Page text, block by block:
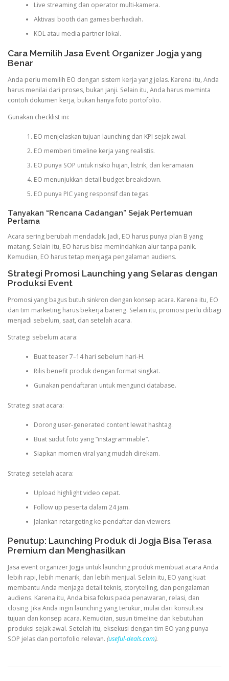
Live streaming dan operator multi-kamera.
Aktivasi booth dan games berhadiah.
KOL atau media partner lokal.
Cara Memilih Jasa Event Organizer Jogja yang
Benar
Anda perlu memilih EO dengan sistem kerja yang jelas. Karena itu, Anda
harus menilai dari proses, bukan janji. Selain itu, Anda harus meminta
contoh dokumen kerja, bukan hanya foto portofolio.
Gunakan checklist ini:
EO menjelaskan tujuan launching dan KPI sejak awal.
EO memberi timeline kerja yang realistis.
EO punya SOP untuk risiko hujan, listrik, dan keramaian.
EO menunjukkan detail budget breakdown.
EO punya PIC yang responsif dan tegas.
Tanyakan “Rencana Cadangan” Sejak Pertemuan
Pertama
Acara sering berubah mendadak. Jadi, EO harus punya plan B yang
matang. Selain itu, EO harus bisa memindahkan alur tanpa panik.
Kemudian, EO harus tetap menjaga pengalaman audiens.
Strategi Promosi Launching yang Selaras dengan
Produksi Event
Promosi yang bagus butuh sinkron dengan konsep acara. Karena itu, EO
dan tim marketing harus bekerja bareng. Selain itu, promosi perlu dibagi
menjadi sebelum, saat, dan setelah acara.
Strategi sebelum acara:
Buat teaser 7–14 hari sebelum hari-H.
Rilis benefit produk dengan format singkat.
Gunakan pendaftaran untuk mengunci database.
Strategi saat acara:
Dorong user-generated content lewat hashtag.
Buat sudut foto yang “instagrammable”.
Siapkan momen viral yang mudah direkam.
Strategi setelah acara:
Upload highlight video cepat.
Follow up peserta dalam 24 jam.
Jalankan retargeting ke pendaftar dan viewers.
Penutup: Launching Produk di Jogja Bisa Terasa
Premium dan Menghasilkan
Jasa event organizer Jogja untuk launching produk membuat acara Anda
lebih rapi, lebih menarik, dan lebih menjual. Selain itu, EO yang kuat
membantu Anda menjaga detail teknis, storytelling, dan pengalaman
audiens. Karena itu, Anda bisa fokus pada penawaran, relasi, dan
closing. Jika Anda ingin launching yang terukur, mulai dari konsultasi
tujuan dan konsep acara. Kemudian, susun timeline dan kebutuhan
produksi sejak awal. Setelah itu, eksekusi dengan tim EO yang punya
SOP jelas dan portofolio relevan. (useful-deals.com).